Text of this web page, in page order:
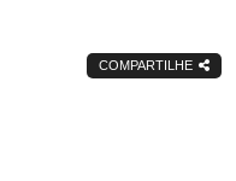
COMPARTILHE